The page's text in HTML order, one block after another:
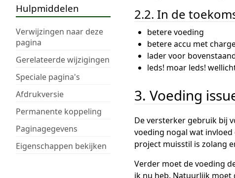
Hulpmiddelen
Verwijzingen naar deze
pagina
Gerelateerde wijzigingen
Speciale pagina's
Afdrukversie
Permanente koppeling
Paginagegevens
Eigenschappen bekijken
2.2. In de
betere voeding
betere accu met
lader voor
leds! moar leds!
3. Voeding
De versterker gebruik bij
voeding nogal wat
project muisstil is zolang
Verder moet de voeding
ik nu heb. Natuurlijk moet